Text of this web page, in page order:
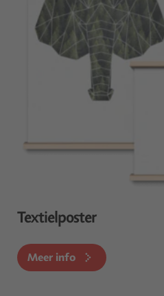
Textielposter
Meer info